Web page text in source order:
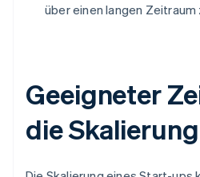
über einen langen
Geeigneter
die Skalierung